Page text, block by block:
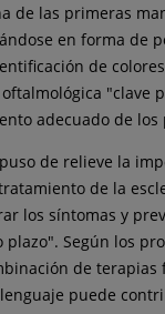
de las primeras
en forma de
de
"clave
adecuado de los
de relieve la
de la
los síntomas y
plazo". Según los
de terapias
puede